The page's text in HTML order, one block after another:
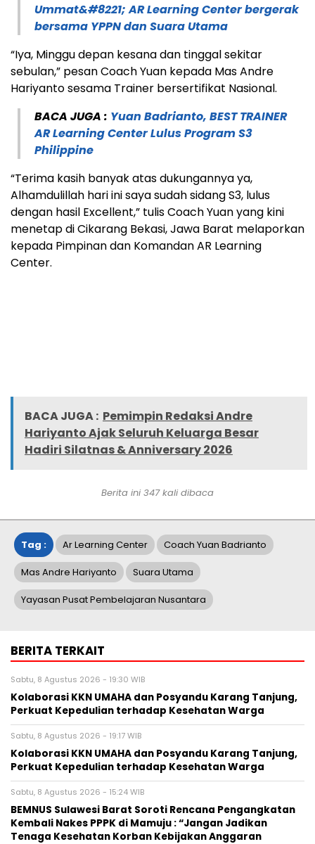
Ummat&#8221; AR Learning Center bergerak
bersama YPPN dan Suara Utama
“Iya, Minggu depan kesana dan tinggal sekitar
sebulan,” pesan Coach Yuan kepada Mas Andre
Hariyanto sesama Trainer bersertifikat Nasional.
BACA JUGA : Yuan Badrianto, BEST TRAINER
AR Learning Center Lulus Program S3
Philippine
“Terima kasih banyak atas dukungannya ya,
Alhamdulillah hari ini saya sudah sidang S3, lulus
dengan hasil Excellent,” tulis Coach Yuan yang kini
menetap di Cikarang Bekasi, Jawa Barat melaporkan
kepada Pimpinan dan Komandan AR Learning
Center.
BACA JUGA : Pemimpin Redaksi Andre
Hariyanto Ajak Seluruh Keluarga Besar
Hadiri Silatnas & Anniversary 2026
Berita ini 347kali dibaca
Tag : Ar Learning Center Coach Yuan Badrianto
Mas Andre Hariyanto Suara Utama
Yayasan Pusat Pembelajaran Nusantara
BERITA TERKAIT
Sabtu, 8 Agustus 2026 - 19:30 WIB
Kolaborasi KKN UMAHA dan Posyandu Karang Tanjung,
Perkuat Kepedulian terhadap Kesehatan Warga
Sabtu, 8 Agustus 2026 - 19:17 WIB
Kolaborasi KKN UMAHA dan Posyandu Karang Tanjung,
Perkuat Kepedulian terhadap Kesehatan Warga
Sabtu, 8 Agustus 2026 - 15:24 WIB
BEMNUS Sulawesi Barat Soroti Rencana Pengangkatan
Kembali Nakes PPPK di Mamuju : “Jangan Jadikan
Tenaga Kesehatan Korban Kebijakan Anggaran